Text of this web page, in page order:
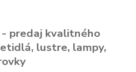
- predaj kvalitného
lustre, lampy,